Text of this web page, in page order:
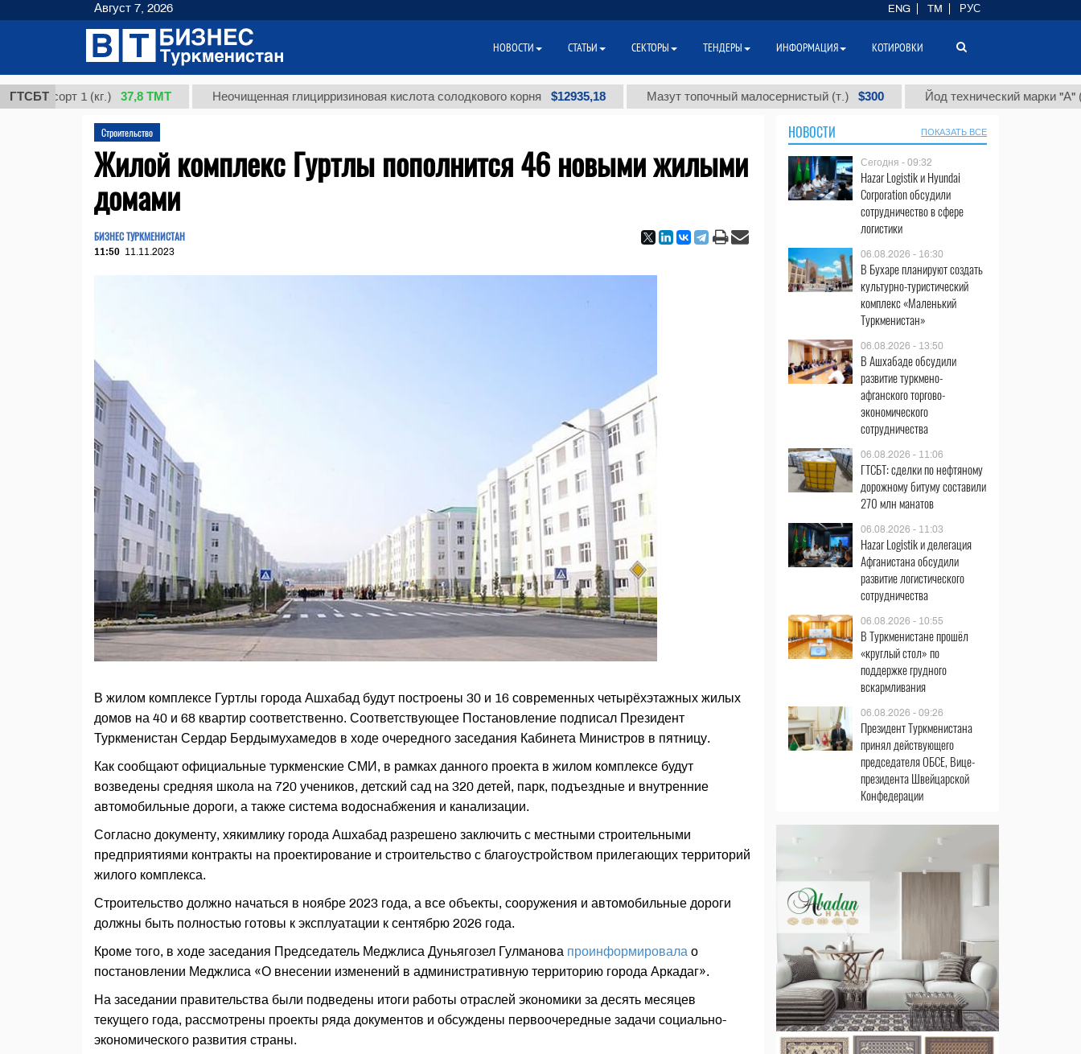
ГТСБТ
сорт 1 (кг.) 37,8 ТМТ Неочищенная глицирризиновая кислота солодкового корня $12935,18 Мазут топочный малосернистый (т.) $300 Йод технический марки "А" (т.)
Строительство
Жилой комплекс Гуртлы пополнится 46 новыми жилыми
домами
БИЗНЕС ТУРКМЕНИСТАН
11:50 11.11.2023
В жилом комплексе Гуртлы города Ашхабад будут построены 30 и 16 современных четырёхэтажных жилых
домов на 40 и 68 квартир соответственно. Соответствующее Постановление подписал Президент
Туркменистан Сердар Бердымухамедов в ходе очередного заседания Кабинета Министров в пятницу.
Как сообщают официальные туркменские СМИ, в рамках данного проекта в жилом комплексе будут
возведены средняя школа на 720 учеников, детский сад на 320 детей, парк, подъездные и внутренние
автомобильные дороги, а также система водоснабжения и канализации.
Согласно документу, хякимлику города Ашхабад разрешено заключить с местными строительными
предприятиями контракты на проектирование и строительство с благоустройством прилегающих территорий
жилого комплекса.
Строительство должно начаться в ноябре 2023 года, а все объекты, сооружения и автомобильные дороги
должны быть полностью готовы к эксплуатации к сентябрю 2026 года.
Кроме того, в ходе заседания Председатель Меджлиса Дуньягозел Гулманова проинформировала о
постановлении Меджлиса «О внесении изменений в административную территорию города Аркадаг».
На заседании правительства были подведены итоги работы отраслей экономики за десять месяцев
текущего года, рассмотрены проекты ряда документов и обсуждены первоочередные задачи социально-
экономического развития страны.
НОВОСТИ ПОКАЗАТЬ ВСЕ
Сегодня - 09:32
Hazar Logistik и Hyundai
Corporation обсудили
сотрудничество в сфере
логистики
06.08.2026 - 16:30
В Бухаре планируют создать
культурно-туристический
комплекс «Маленький
Туркменистан»
06.08.2026 - 13:50
В Ашхабаде обсудили
развитие туркмено-
афганского торгово-
экономического
сотрудничества
06.08.2026 - 11:06
ГТСБТ: сделки по нефтяному
дорожному битуму составили
270 млн манатов
06.08.2026 - 11:03
Hazar Logistik и делегация
Афганистана обсудили
развитие логистического
сотрудничества
06.08.2026 - 10:55
В Туркменистане прошёл
«круглый стол» по
поддержке грудного
вскармливания
06.08.2026 - 09:26
Президент Туркменистана
принял действующего
председателя ОБСЕ, Вице-
президента Швейцарской
Конфедерации
Август 7, 2026 ENG TM РУС
НОВОСТИ СТАТЬИ СЕКТОРЫ ТЕНДЕРЫ ИНФОРМАЦИЯ КОТИРОВКИ